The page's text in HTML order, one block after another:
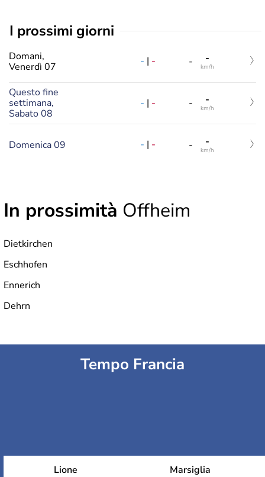
i prossimi giorni
Domani,
Venerdì 07
- | - - -
km/h
Questo fine
settimana,
Sabato 08
- | - - -
km/h
Domenica 09 - | - - -
km/h
In prossimità Offheim
Dietkirchen
Eschhofen
Ennerich
Dehrn
Tempo Francia
Lione Marsiglia